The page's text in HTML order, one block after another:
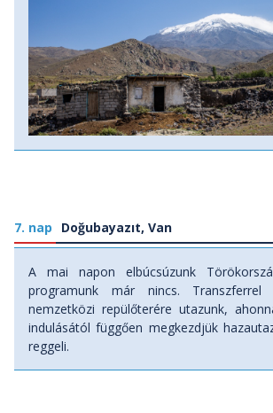
7. nap Doğubayazıt, Van
A mai napon elbúcsúzunk
programunk már nincs. Transzferrel
nemzetközi repülőterére utazunk,
indulásától függően megkezdjük
reggeli.